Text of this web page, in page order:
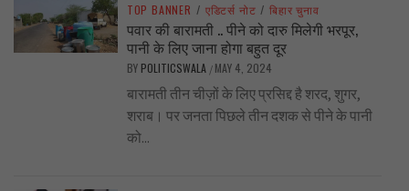
TOP BANNER / एडिटर्स नोट / बिहार चुनाव
पवार की बारामती .. पीने को दारु मिलेगी भरपूर,
पानी के लिए जाना होगा बहुत दूर
BY POLITICSWALA / MAY 4, 2024
बारामती तीन चीज़ों के लिए प्रसिद्द है शरद, शुगर,
शराब। पर जनता पिछले तीन दशक से पीने के पानी
को...